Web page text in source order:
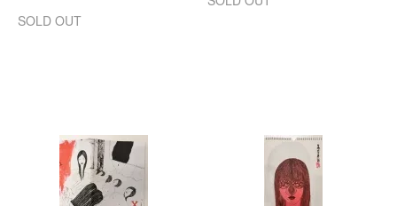
SOLD OUT